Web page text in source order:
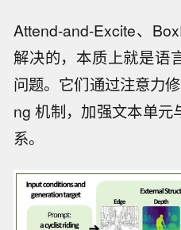
Attend-and-Excite、
解决的，本质上就是语
问题。它们通过注意力
ng 机制，加强文本单元
系。